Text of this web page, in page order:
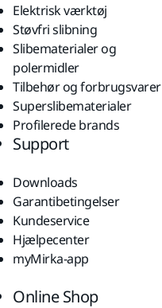
Elektrisk værktøj
Støvfri slibning
Slibematerialer og
polermidler
Tilbehør og forbrugsvarer
Superslibematerialer
Profilerede brands
Support
Downloads
Garantibetingelser
Kundeservice
Hjælpecenter
myMirka-app
Online Shop